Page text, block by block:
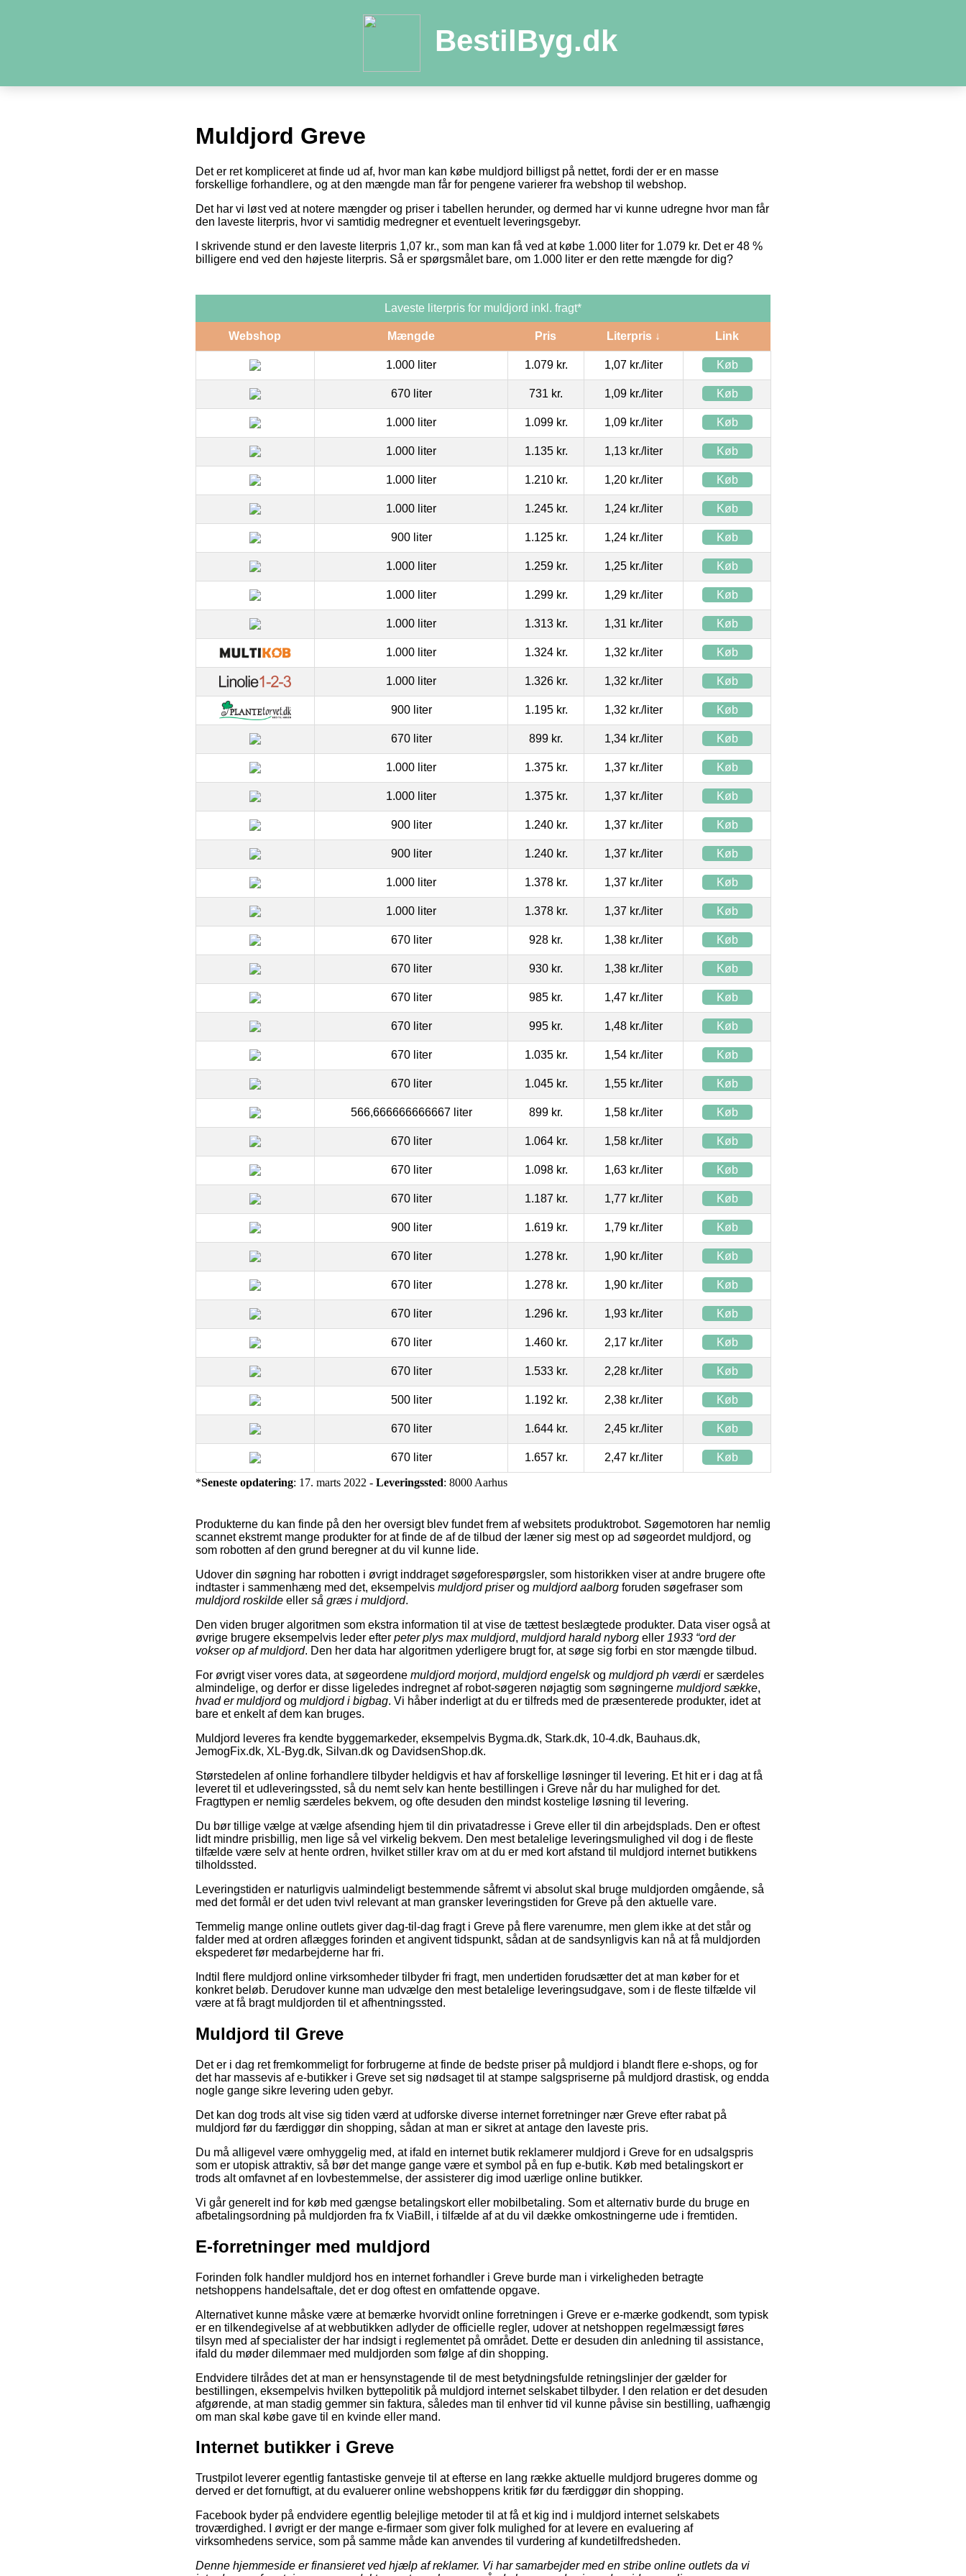
BestilByg.dk
Muldjord Greve
Det er ret kompliceret at finde ud af, hvor man kan købe muldjord billigst på nettet, fordi der er en masse
forskellige forhandlere, og at den mængde man får for pengene varierer fra webshop til webshop.
Det har vi løst ved at notere mængder og priser i tabellen herunder, og dermed har vi kunne udregne hvor man får
den laveste literpris, hvor vi samtidig medregner et eventuelt leveringsgebyr.
I skrivende stund er den laveste literpris 1,07 kr., som man kan få ved at købe 1.000 liter for 1.079 kr. Det er 48 %
billigere end ved den højeste literpris. Så er spørgsmålet bare, om 1.000 liter er den rette mængde for dig?
Laveste literpris for muldjord inkl. fragt*
Webshop Mængde Pris Literpris ↓ Link
1.000 liter 1.079 kr. 1,07 kr./liter Køb
670 liter 731 kr. 1,09 kr./liter Køb
1.000 liter 1.099 kr. 1,09 kr./liter Køb
1.000 liter 1.135 kr. 1,13 kr./liter Køb
1.000 liter 1.210 kr. 1,20 kr./liter Køb
1.000 liter 1.245 kr. 1,24 kr./liter Køb
900 liter 1.125 kr. 1,24 kr./liter Køb
1.000 liter 1.259 kr. 1,25 kr./liter Køb
1.000 liter 1.299 kr. 1,29 kr./liter Køb
1.000 liter 1.313 kr. 1,31 kr./liter Køb
1.000 liter 1.324 kr. 1,32 kr./liter Køb
1.000 liter 1.326 kr. 1,32 kr./liter Køb
900 liter 1.195 kr. 1,32 kr./liter Køb
670 liter 899 kr. 1,34 kr./liter Køb
1.000 liter 1.375 kr. 1,37 kr./liter Køb
1.000 liter 1.375 kr. 1,37 kr./liter Køb
900 liter 1.240 kr. 1,37 kr./liter Køb
900 liter 1.240 kr. 1,37 kr./liter Køb
1.000 liter 1.378 kr. 1,37 kr./liter Køb
1.000 liter 1.378 kr. 1,37 kr./liter Køb
670 liter 928 kr. 1,38 kr./liter Køb
670 liter 930 kr. 1,38 kr./liter Køb
670 liter 985 kr. 1,47 kr./liter Køb
670 liter 995 kr. 1,48 kr./liter Køb
670 liter 1.035 kr. 1,54 kr./liter Køb
670 liter 1.045 kr. 1,55 kr./liter Køb
566,666666666667 liter 899 kr. 1,58 kr./liter Køb
670 liter 1.064 kr. 1,58 kr./liter Køb
670 liter 1.098 kr. 1,63 kr./liter Køb
670 liter 1.187 kr. 1,77 kr./liter Køb
900 liter 1.619 kr. 1,79 kr./liter Køb
670 liter 1.278 kr. 1,90 kr./liter Køb
670 liter 1.278 kr. 1,90 kr./liter Køb
670 liter 1.296 kr. 1,93 kr./liter Køb
670 liter 1.460 kr. 2,17 kr./liter Køb
670 liter 1.533 kr. 2,28 kr./liter Køb
500 liter 1.192 kr. 2,38 kr./liter Køb
670 liter 1.644 kr. 2,45 kr./liter Køb
670 liter 1.657 kr. 2,47 kr./liter Køb
*Seneste opdatering: 17. marts 2022 - Leveringssted: 8000 Aarhus
Produkterne du kan finde på den her oversigt blev fundet frem af websitets produktrobot. Søgemotoren har nemlig
scannet ekstremt mange produkter for at finde de af de tilbud der læner sig mest op ad søgeordet muldjord, og
som robotten af den grund beregner at du vil kunne lide.
Udover din søgning har robotten i øvrigt inddraget søgeforespørgsler, som historikken viser at andre brugere ofte
indtaster i sammenhæng med det, eksempelvis muldjord priserog muldjord aalborg foruden søgefraser som
muldjord roskilde eller så græs i muldjord.
Den viden bruger algoritmen som ekstra information til at vise de tættest beslægtede produkter. Data viser også at
øvrige brugere eksempelvis leder efter peter plys max muldjord, muldjord harald nyborg eller 1933 “ord der
vokser op af muldjord. Den her data har algoritmen yderligere brugt for, at søge sig forbi en stor mængde tilbud.
For øvrigt viser vores data, at søgeordene muldjord morjord, muldjord engelskog muldjord ph værdi er særdeles
almindelige, og derfor er disse ligeledes indregnet af robot-søgeren nøjagtig som søgningerne muldjord sække,
hvad er muldjordog muldjord i bigbag. Vi håber inderligt at du er tilfreds med de præsenterede produkter, idet at
bare et enkelt af dem kan bruges.
Muldjord leveres fra kendte byggemarkeder, eksempelvis Bygma.dk, Stark.dk, 10-4.dk, Bauhaus.dk,
JemogFix.dk, XL-Byg.dk, Silvan.dk og DavidsenShop.dk.
Størstedelen af online forhandlere tilbyder heldigvis et hav af forskellige løsninger til levering. Et hit er i dag at få
leveret til et udleveringssted, så du nemt selv kan hente bestillingen i Greve når du har mulighed for det.
Fragttypen er nemlig særdeles bekvem, og ofte desuden den mindst kostelige løsning til levering.
Du bør tillige vælge at vælge afsending hjem til din privatadresse i Greve eller til din arbejdsplads. Den er oftest
lidt mindre prisbillig, men lige så vel virkelig bekvem. Den mest betalelige leveringsmulighed vil dog i de fleste
tilfælde være selv at hente ordren, hvilket stiller krav om at du er med kort afstand til muldjord internet butikkens
tilholdssted.
Leveringstiden er naturligvis ualmindeligt bestemmende såfremt vi absolut skal bruge muldjorden omgående, så
med det formål er det uden tvivl relevant at man gransker leveringstiden for Greve på den aktuelle vare.
Temmelig mange online outlets giver dag-til-dag fragt i Greve på flere varenumre, men glem ikke at det står og
falder med at ordren aflægges forinden et angivent tidspunkt, sådan at de sandsynligvis kan nå at få muldjorden
ekspederet før medarbejderne har fri.
Indtil flere muldjord online virksomheder tilbyder fri fragt, men undertiden forudsætter det at man køber for et
konkret beløb. Derudover kunne man udvælge den mest betalelige leveringsudgave, som i de fleste tilfælde vil
være at få bragt muldjorden til et afhentningssted.
Muldjord til Greve
Det er i dag ret fremkommeligt for forbrugerne at finde de bedste priser på muldjord i blandt flere e-shops, og for
det har massevis af e-butikker i Greve set sig nødsaget til at stampe salgspriserne på muldjord drastisk, og endda
nogle gange sikre levering uden gebyr.
Det kan dog trods alt vise sig tiden værd at udforske diverse internet forretninger nær Greve efter rabat på
muldjord før du færdiggør din shopping, sådan at man er sikret at antage den laveste pris.
Du må alligevel være omhyggelig med, at ifald en internet butik reklamerer muldjord i Greve for en udsalgspris
som er utopisk attraktiv, så bør det mange gange være et symbol på en fup e-butik. Køb med betalingskort er
trods alt omfavnet af en lovbestemmelse, der assisterer dig imod uærlige online butikker.
Vi går generelt ind for køb med gængse betalingskort eller mobilbetaling. Som et alternativ burde du bruge en
afbetalingsordning på muldjorden fra fx ViaBill, i tilfælde af at du vil dække omkostningerne ude i fremtiden.
E-forretninger med muldjord
Forinden folk handler muldjord hos en internet forhandler i Greve burde man i virkeligheden betragte
netshoppens handelsaftale, det er dog oftest en omfattende opgave.
Alternativet kunne måske være at bemærke hvorvidt online forretningen i Greve er e-mærke godkendt, som typisk
er en tilkendegivelse af at webbutikken adlyder de officielle regler, udover at netshoppen regelmæssigt føres
tilsyn med af specialister der har indsigt i reglementet på området. Dette er desuden din anledning til assistance,
ifald du møder dilemmaer med muldjorden som følge af din shopping.
Endvidere tilrådes det at man er hensynstagende til de mest betydningsfulde retningslinjer der gælder for
bestillingen, eksempelvis hvilken byttepolitik på muldjord internet selskabet tilbyder. I den relation er det desuden
afgørende, at man stadig gemmer sin faktura, således man til enhver tid vil kunne påvise sin bestilling, uafhængig
om man skal købe gave til en kvinde eller mand.
Internet butikker i Greve
Trustpilot leverer egentlig fantastiske genveje til at efterse en lang række aktuelle muldjord brugeres domme og
derved er det fornuftigt, at du evaluerer online webshoppens kritik før du færdiggør din shopping.
Facebook byder på endvidere egentlig belejlige metoder til at få et kig ind i muldjord internet selskabets
troværdighed. I øvrigt er der mange e-firmaer som giver folk mulighed for at levere en evaluering af
virksomhedens service, som på samme måde kan anvendes til vurdering af kundetilfredsheden.
Denne hjemmeside er finansieret ved hjælp af reklamer. Vi har samarbejder med en stribe online outlets da vi